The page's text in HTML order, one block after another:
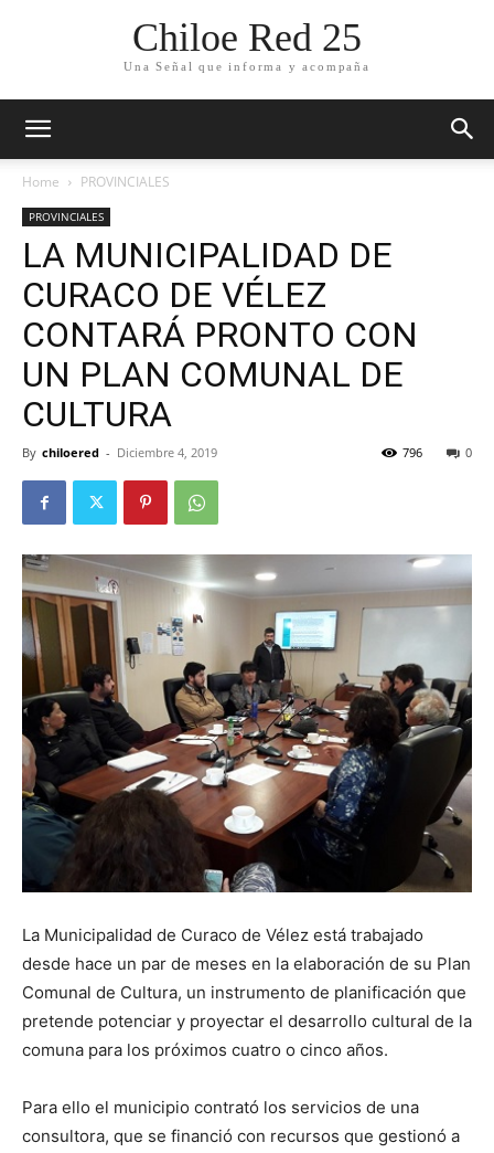
Chiloe Red 25
Una Señal que informa y acompaña
Home PROVINCIALES
PROVINCIALES
LA MUNICIPALIDAD DE
CURACO DE VÉLEZ
CONTARÁ PRONTO CON
UN PLAN COMUNAL DE
CULTURA
By chiloered - Diciembre 4, 2019 0
796
La Municipalidad de Curaco de Vélez está trabajado
desde hace un par de meses en la elaboración de su Plan
Comunal de Cultura, un instrumento de planificación que
pretende potenciar y proyectar el desarrollo cultural de la
comuna para los próximos cuatro o cinco años.
Para ello el municipio contrató los servicios de una
consultora, que se financió con recursos que gestionó a